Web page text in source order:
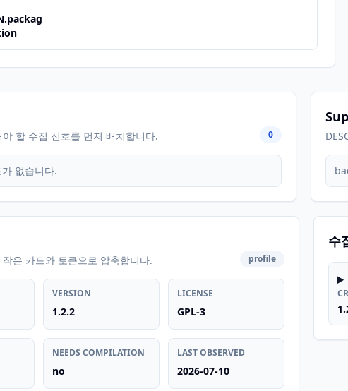
할 수집 신호를 먼저 배치합니다. 0
없습니다.
은 카드와 토큰으로 압축합니다. profile
VERSION
1.2.2
LICENSE
GPL-3
NEEDS COMPILATION
no
LAST OBSERVED
2026-07-10
수